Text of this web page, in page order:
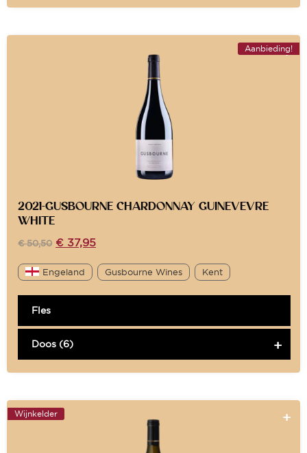
Aanbieding!
2021-GUSBOURNE CHARDONNAY GUINEVEVRE
WHITE
€50,50 € 37,95
Engeland Gusbourne Wines Kent
Fles
Doos (6)
Wijnkelder